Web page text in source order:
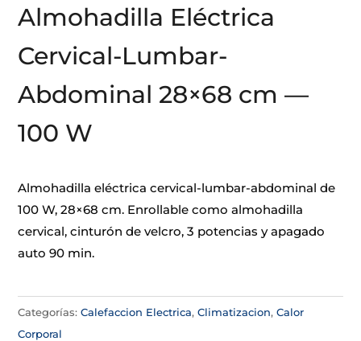
Almohadilla Eléctrica
Cervical-Lumbar-
Abdominal 28×68 cm —
100 W
Almohadilla eléctrica cervical-lumbar-abdominal de
100 W, 28×68 cm. Enrollable como almohadilla
cervical, cinturón de velcro, 3 potencias y apagado
auto 90 min.
Categorías:Calefaccion Electrica,Climatizacion,Calor
Corporal